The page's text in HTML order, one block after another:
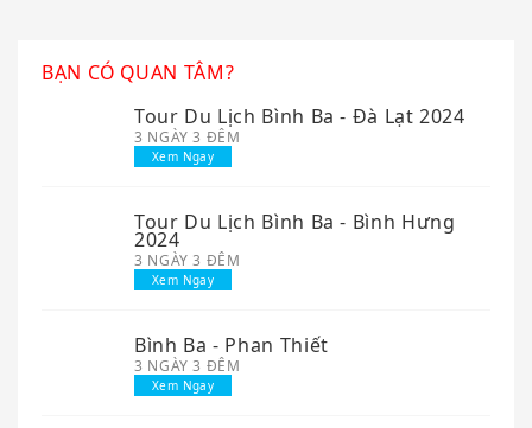
BẠN CÓ QUAN TÂM?
Tour Du Lịch Bình Ba - Đà Lạt 2024
3 NGÀY 3 ĐÊM
Xem Ngay
Tour Du Lịch Bình Ba - Bình Hưng
2024
3 NGÀY 3 ĐÊM
Xem Ngay
Bình Ba - Phan Thiết
3 NGÀY 3 ĐÊM
Xem Ngay